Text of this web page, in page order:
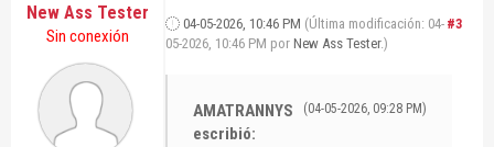
New Ass Tester
Sin conexión
#3
04-05-2026, 10:46 PM (Última modificación: 04-
05-2026, 10:46 PM porNew Ass Tester.)
(04-05-2026, 09:28 PM)
AMATRANNYS
escribió: